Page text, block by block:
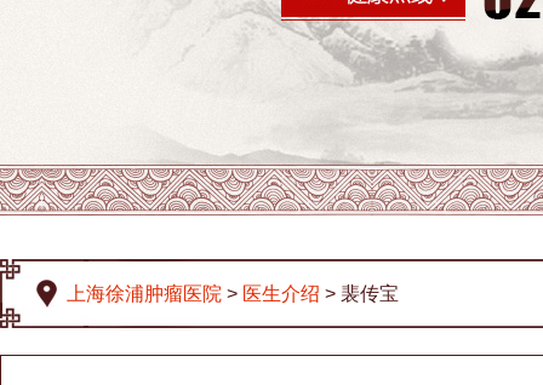
上海徐浦肿瘤医院 > 医生介绍 > 裴传宝